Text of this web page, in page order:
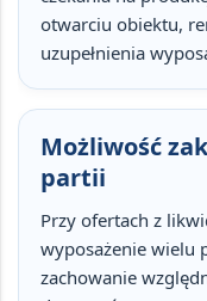
otwarciu obiektu,
uzupełnienia
Możliwość
partii
Przy ofertach z
wyposażenie wielu
zachowanie